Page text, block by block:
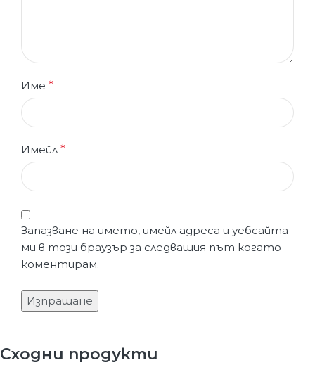
Име *
Имейл *
Запазване на името, имейл адреса и уебсайта
ми в този браузър за следващия път когато
коментирам.
Сходни продукти